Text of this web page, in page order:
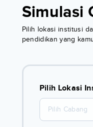
Simulasi
Pilih lokasi institusi
pendidikan yang
Pilih Lokasi
Pilih Cabang